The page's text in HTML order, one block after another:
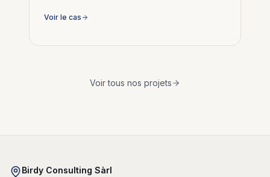
Voir le cas
Voir tous nos projets
Birdy Consulting Sàrl